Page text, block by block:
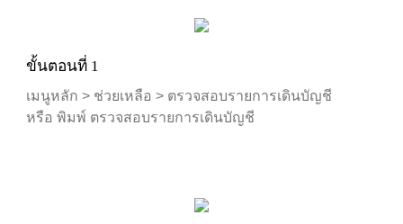
ขั้นตอนที่ 1
เมนูหลัก > ช่วยเหลือ > ตรวจสอบรายการเดินบัญชี
หรือ พิมพ์ ตรวจสอบรายการเดินบัญชี